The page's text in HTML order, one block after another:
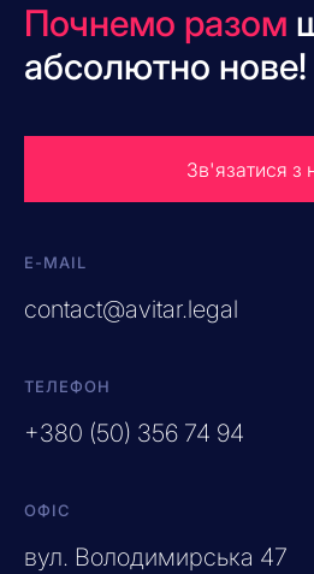
Почнемо разом
абсолютно нове!
Зв'язатися з
E-MAIL
contact@avitar.legal
ТЕЛЕФОН
+380 (50) 356 74 94
ОФІС
вул. Володимирська 47